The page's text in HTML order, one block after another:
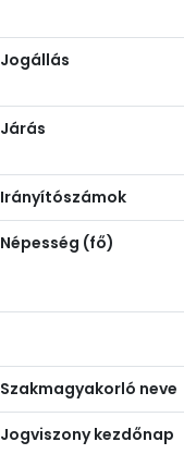
Jogállás
Járás
Irányítószámok
Népesség (fő)
Szakmagyakorló neve
Jogviszony kezdőnap